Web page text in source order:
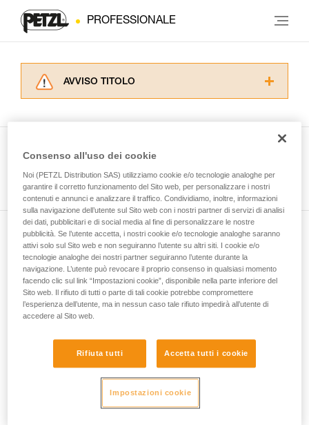
PROFESSIONALE
AVVISO TITOLO
La padronanza di queste tecniche richiede una
formazione ed un addestramento specifico.
Verificate con un professionista la vostra
capacità di rifare la manovra, da soli, in piena
sicurezza, prima di riprodurla autonomamente.
Forniamo esempi di tecniche relative alla vostra
attività. Ne possono esistere altre che non
vengono qui descritte.
Guarda tutti i consigli tecnici
Iscriviti alla newsletter
e rimani connesso alle nostre novità
E-mail *
Unisciti alla community!
Consenso all'uso dei cookie
Noi (PETZL Distribution SAS) utilizziamo cookie e/o tecnologie analoghe per
garantire il corretto funzionamento del Sito web, per personalizzare i nostri
contenuti e annunci e analizzare il traffico. Condividiamo, inoltre, informazioni
sulla navigazione dell’utente sul Sito web con i nostri partner di servizi di analisi
dei dati, pubblicitari e di social media al fine di personalizzare le nostre
pubblicità. Se l’utente accetta, i nostri cookie e/o tecnologie analoghe saranno
attivi solo sul Sito web e non seguiranno l’utente su altri siti. I cookie e/o
tecnologie analoghe dei nostri partner seguiranno l’utente durante la
navigazione. L’utente può revocare il proprio consenso in qualsiasi momento
facendo clic sul link “Impostazioni cookie”, disponibile nella parte inferiore del
Sito web. Il rifiuto di tutti o parte di tali cookie potrebbe compromettere
l’esperienza dell’utente, ma in nessun caso tale rifiuto impedirà all’utente di
accedere al Sito web.
Rifiuta tutti Accetta tutti i cookie
Impostazioni cookie